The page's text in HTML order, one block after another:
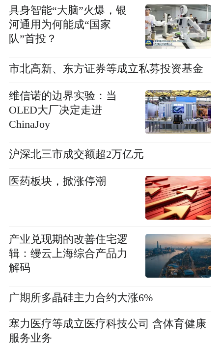
具身智能“大脑”火爆，银
河通用为何能成“国家
队”首投？
市北高新、东方证券等成立私募投资基金
维信诺的边界实验：当
OLED大厂决定走进
ChinaJoy
沪深北三市成交额超2万亿元
医药板块，掀涨停潮
产业兑现期的改善住宅逻
辑：缦云上海综合产品力
解码
广期所多晶硅主力合约大涨6%
塞力医疗等成立医疗科技公司 含体育健康
服务业务